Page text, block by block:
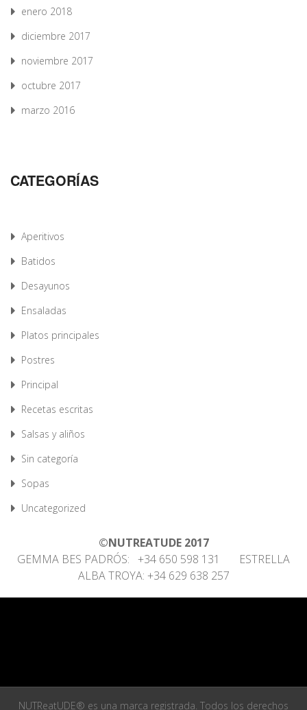
enero 2018
diciembre 2017
noviembre 2017
octubre 2017
marzo 2016
CATEGORÍAS
Aperitivos
Batidos
Desayunos
Ensaladas
Platos principales
Postres
Principal
Recetas escritas
Salsas y aliños
Sin categoría
Sopas
Uncategorized
©NUTREATUDE 2017
GEMMA BES PADRÓS: +34 650 598 131 ESTRELLA
ALBA TROYA: +34 629 638 257
NUTReatUDE® es una marca registrada. Todos los derechos